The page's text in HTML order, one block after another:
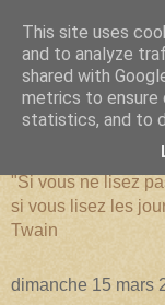
"Si vous ne lisez
si vous lisez les
Twain
dimanche 15 mars
This site uses
and to analyze
shared with
metrics to ensure
statistics, and to